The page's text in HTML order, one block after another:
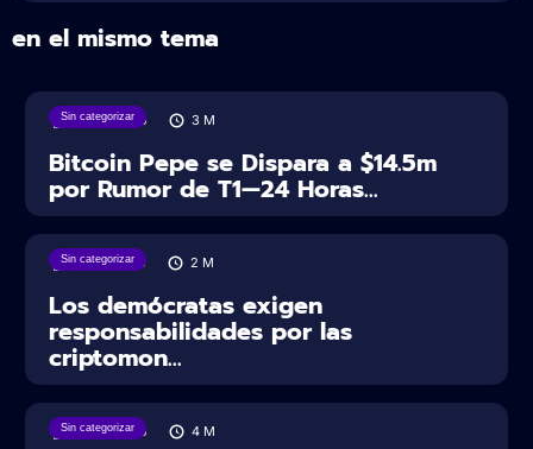
en el mismo tema
Sin categorizar
17/06/2025 3 M
Bitcoin Pepe se Dispara a $14.5m
por Rumor de T1—24 Horas...
Sin categorizar
15/05/2025 2 M
Los demócratas exigen
responsabilidades por las
criptomon...
Sin categorizar
10/05/2025 4 M